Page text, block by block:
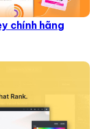
chính hãng